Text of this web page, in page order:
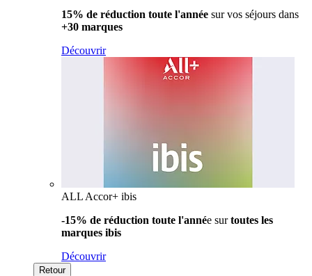
15% de réduction toute l'année sur vos séjours dans
+30 marques
Découvrir
ALL Accor+ ibis
-15% de réduction toute l'année surtoutes les
marques ibis
Découvrir
Retour